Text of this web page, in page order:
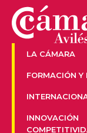
LA CÁMARA
FORMACIÓN Y
INNOVACIÓN